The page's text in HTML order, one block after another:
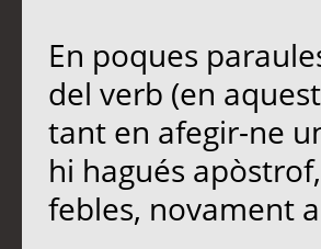
En poques
del verb (en
tant en afegir-ne
hi hagués
febles, novament